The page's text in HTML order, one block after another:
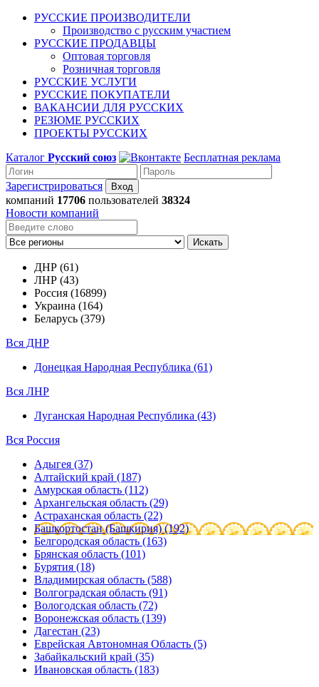
РУССКИЕ ПРОИЗВОДИТЕЛИ
Производство с русским участием
РУССКИЕ ПРОДАВЦЫ
Оптовая торговля
Розничная торговля
РУССКИЕ УСЛУГИ
РУССКИЕ ПОКУПАТЕЛИ
ВАКАНСИИ ДЛЯ РУССКИХ
РЕЗЮМЕ РУССКИХ
ПРОЕКТЫ РУССКИХ
Каталог Русский союз Бесплатная реклама
Зарегистрироваться
компаний 17706 пользователей 38324
Новости компаний
Искать
ДНР (61)
ЛНР (43)
Россия (16899)
Украина (164)
Беларусь (379)
Вся ДНР
Донецкая Народная Республика (61)
Вся ЛНР
Луганская Народная Республика (43)
Вся Россия
Адыгея (37)
Алтайский край (187)
Амурская область (112)
Архангельская область (29)
Астраханская область (22)
Башкортостан (Башкирия) (192)
Белгородская область (163)
Брянская область (101)
Бурятия (18)
Владимирская область (588)
Волгоградская область (91)
Вологодская область (72)
Воронежская область (139)
Дагестан (23)
Еврейская Автономная Область (5)
Забайкальский край (35)
Ивановская область (183)